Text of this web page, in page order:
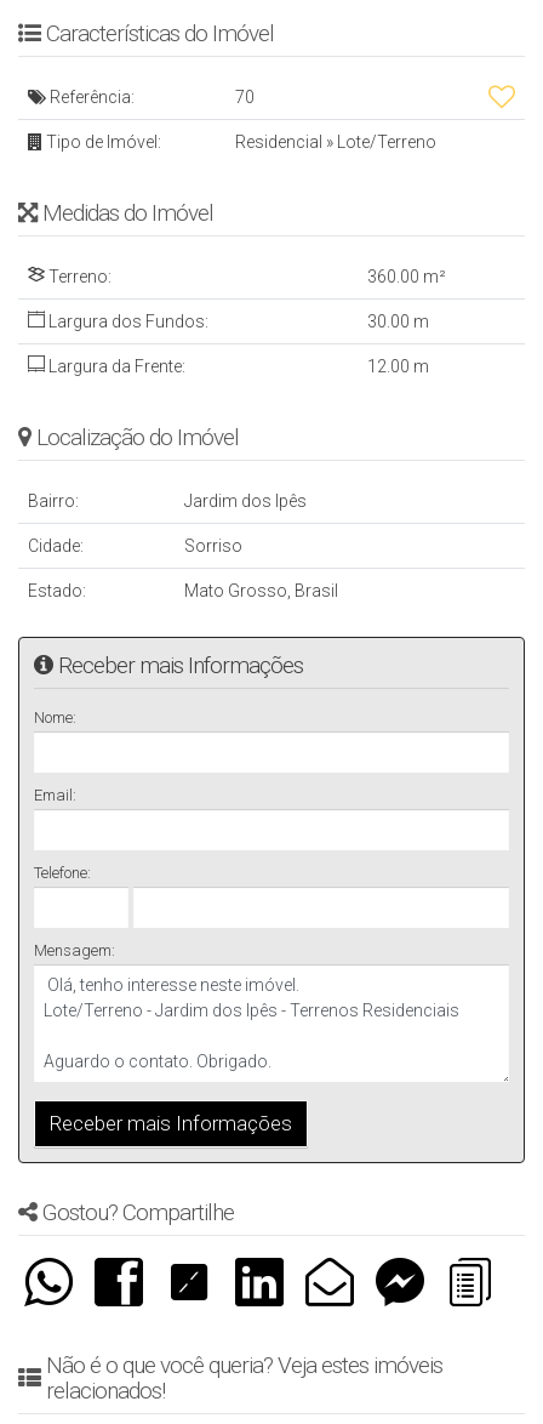
WhatsApp:(66) 99617-3112
Carrapicho Imóveis: Prazer em te atender bem!
Características do Imóvel
Referência: 70
Tipo de Imóvel: Residencial » Lote/Terreno
Medidas do Imóvel
Terreno: 360.00 m²
Largura dos Fundos: 30.00 m
Largura da Frente: 12.00 m
Localização do Imóvel
Bairro: Jardim dos Ipês
Cidade: Sorriso
Estado: Mato Grosso, Brasil
Receber mais Informações
Nome:
Email:
Telefone:
Mensagem:
Gostou? Compartilhe
Não é o que você queria? Veja estes imóveis
relacionados!